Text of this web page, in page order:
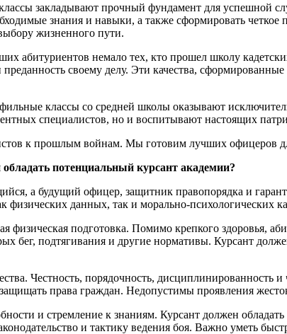
закладывают прочный фундамент для успешной
знания и навыки, а также сформировать
жизненного пути.
абитуриентов немало тех, кто прошел школу
своему делу. Эти качества,
классы со средней школы оказывают
специалистов, но и воспитывают настоящих
потенциальный курсант академии?
а будущий офицер, защитник правопорядка и
данных, так и морально-психологических
физическая подготовка. Помимо крепкого здоровья,
бег, подтягивания и другие нормативы. Курсант
Честность, порядочность,
защищать права граждан. Недопустимы проявления
и стремление к знаниям. Курсант должен
и тактику ведения боя. Важно уметь